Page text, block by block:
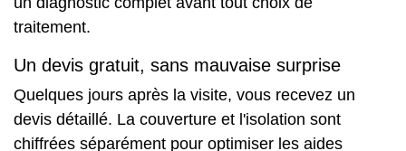
traitement.
Un devis gratuit, sans mauvaise surprise
Quelques jours après la visite, vous recevez un
devis détaillé. La couverture et l'isolation sont
chiffrées séparément pour optimiser les aides